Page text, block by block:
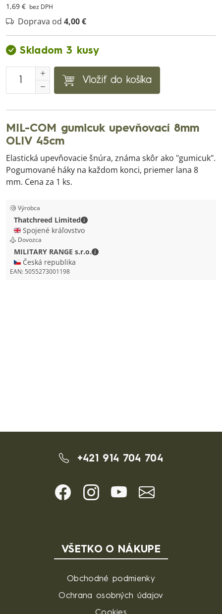
1,69 € bez DPH
Doprava od 4,00 €
Skladom 3 kusy
Vložiť do košíka
MIL-COM gumicuk upevňovací 8mm
OLIV 45cm
Elastická upevňovacie šnúra, známa skôr ako "gumicuk".
Pogumované háky na každom konci, priemer lana 8
mm. Cena za 1 ks.
Výrobca
Thatchreed Limited
Thatchreed Limited - Kontaktné údaje
🇬🇧 Spojené kráľovstvo
Dovozca
MILITARY RANGE s.r.o.
MILITARY RANGE s.r.o. - Kontaktné
🇨🇿 Česká republika
EAN: 5055273001198
+421 914 704 704
VŠETKO O NÁKUPE
Obchodné podmienky
Ochrana osobných údajov